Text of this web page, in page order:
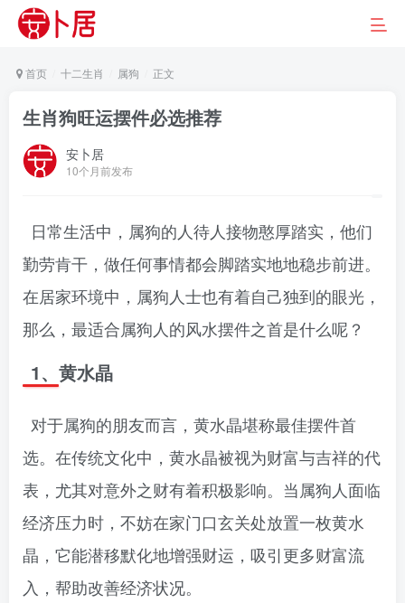
首页 十二生肖 属狗 正文
生肖狗旺运摆件必选推荐
安卜居
10个月前发布
日常生活中，属狗的人待人接物憨厚踏实，他们
勤劳肯干，做任何事情都会脚踏实地地稳步前进。
在居家环境中，属狗人士也有着自己独到的眼光，
那么，最适合属狗人的风水摆件之首是什么呢？
1、黄水晶
对于属狗的朋友而言，黄水晶堪称最佳摆件首
选。在传统文化中，黄水晶被视为财富与吉祥的代
表，尤其对意外之财有着积极影响。当属狗人面临
经济压力时，不妨在家门口玄关处放置一枚黄水
晶，它能潜移默化地增强财运，吸引更多财富流
入，帮助改善经济状况。